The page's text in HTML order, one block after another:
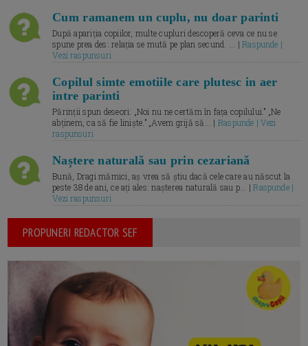
Cum ramanem un cuplu, nu doar parinti
După apariția copiilor, multe cupluri descoperă ceva ce nu se
spune prea des: relația se mută pe plan secund. ... |Raspunde |
Vezi raspunsuri
Copilul simte emotiile care plutesc in aer
intre parinti
Părinții spun deseori: „Noi nu ne certăm în fața copilului.” „Ne
abținem, ca să fie liniște.” „Avem grijă să... | Raspunde | Vezi
raspunsuri
Naștere naturală sau prin cezariană
Bună, Dragi mămici, aș vrea să știu dacă cele care au născut la
peste 38 de ani, ce ați ales: nașterea naturală sau p... |Raspunde |
Vezi raspunsuri
PROPUNERI REDACTOR SEF